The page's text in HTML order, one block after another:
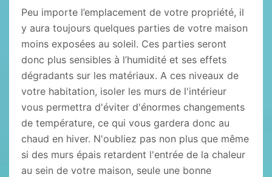
Peu importe l’emplacement de votre propriété, il
y aura toujours quelques parties de votre maison
moins exposées au soleil. Ces parties seront
donc plus sensibles à l’humidité et ses effets
dégradants sur les matériaux. A ces niveaux de
votre habitation, isoler les murs de l'intérieur
vous permettra d'éviter d'énormes changements
de température, ce qui vous gardera donc au
chaud en hiver. N'oubliez pas non plus que même
si des murs épais retardent l'entrée de la chaleur
au sein de votre maison, seule une bonne